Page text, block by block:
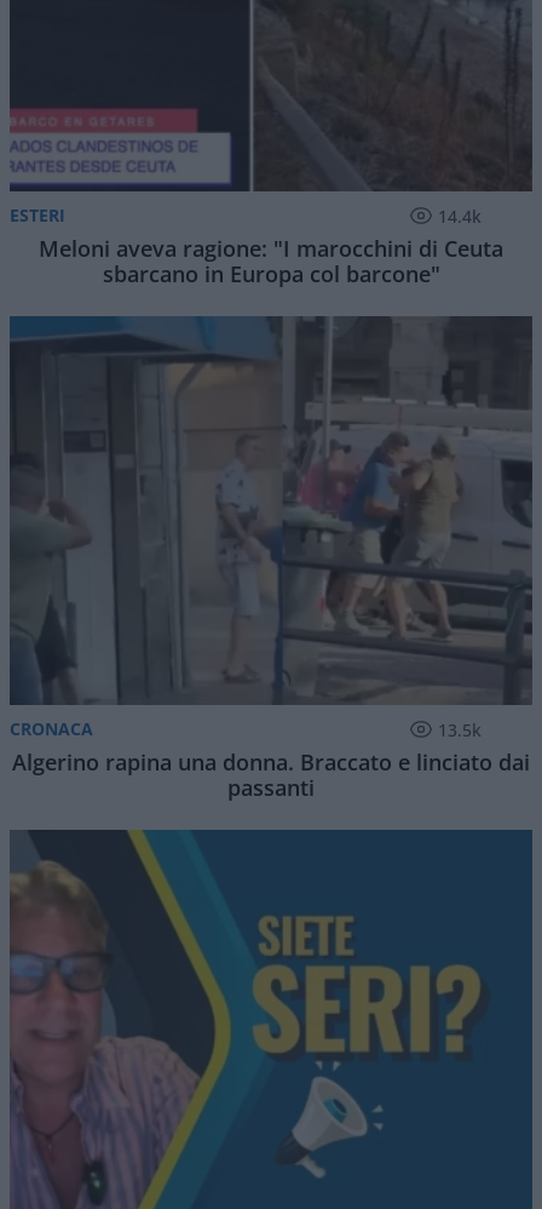
ESTERI 14.4k
Meloni aveva ragione: "I marocchini di Ceuta
sbarcano in Europa col barcone"
CRONACA 13.5k
Algerino rapina una donna. Braccato e linciato dai
passanti